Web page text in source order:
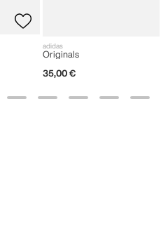
adidas
Originals
35,00 €